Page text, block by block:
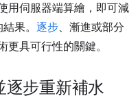
用伺服器端算繪，即可減
果。 逐步、漸進或部分
具可行性的關鍵。
逐步重新補水